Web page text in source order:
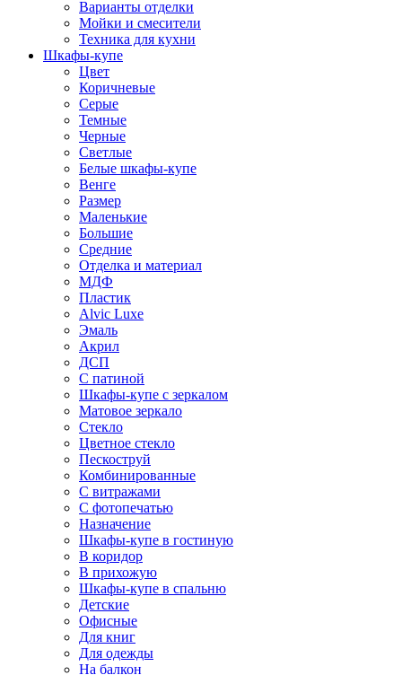
Варианты отделки
Мойки и смесители
Техника для кухни
Шкафы-купе
Цвет
Коричневые
Серые
Темные
Черные
Светлые
Белые шкафы-купе
Венге
Размер
Маленькие
Большие
Средние
Отделка и материал
МДФ
Пластик
Alvic Luxe
Эмаль
Акрил
ДСП
С патиной
Шкафы-купе с зеркалом
Матовое зеркало
Стекло
Цветное стекло
Пескоструй
Комбинированные
С витражами
С фотопечатью
Назначение
Шкафы-купе в гостиную
В коридор
В прихожую
Шкафы-купе в спальню
Детские
Офисные
Для книг
Для одежды
На балкон